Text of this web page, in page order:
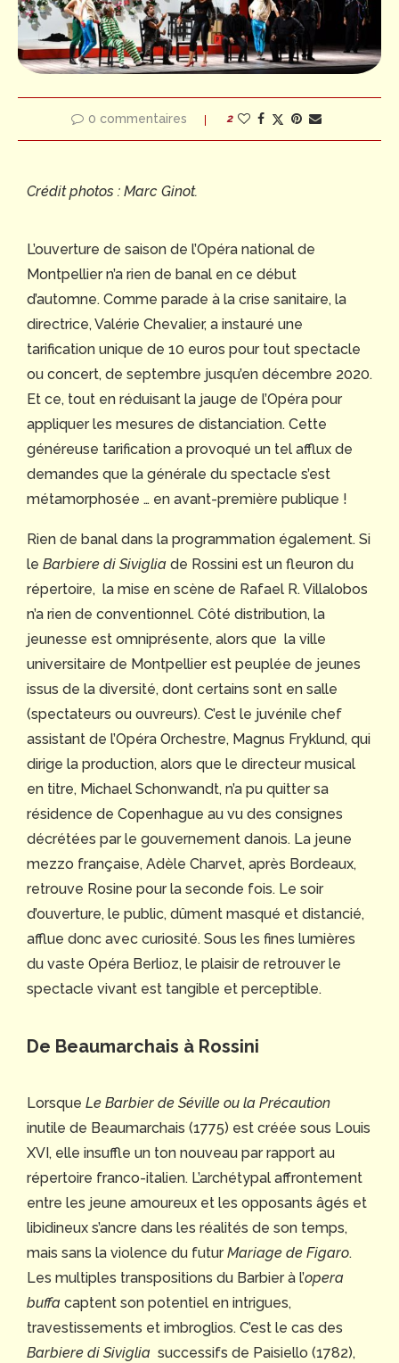
0 commentaires 2
Crédit photos : Marc Ginot.
L’ouverture de saison de l’Opéra national de
Montpellier n’a rien de banal en ce début
d’automne. Comme parade à la crise sanitaire, la
directrice, Valérie Chevalier, a instauré une
tarification unique de 10 euros pour tout spectacle
ou concert, de septembre jusqu’en décembre 2020.
Et ce, tout en réduisant la jauge de l’Opéra pour
appliquer les mesures de distanciation. Cette
généreuse tarification a provoqué un tel afflux de
demandes que la générale du spectacle s’est
métamorphosée … en avant-première publique !
Rien de banal dans la programmation également. Si
le Barbiere di Siviglia de Rossini est un fleuron du
répertoire, la mise en scène de Rafael R. Villalobos
n’a rien de conventionnel. Côté distribution, la
jeunesse est omniprésente, alors que la ville
universitaire de Montpellier est peuplée de jeunes
issus de la diversité, dont certains sont en salle
(spectateurs ou ouvreurs). C’est le juvénile chef
assistant de l’Opéra Orchestre, Magnus Fryklund, qui
dirige la production, alors que le directeur musical
en titre, Michael Schonwandt, n’a pu quitter sa
résidence de Copenhague au vu des consignes
décrétées par le gouvernement danois. La jeune
mezzo française, Adèle Charvet, après Bordeaux,
retrouve Rosine pour la seconde fois. Le soir
d’ouverture, le public, dûment masqué et distancié,
afflue donc avec curiosité. Sous les fines lumières
du vaste Opéra Berlioz, le plaisir de retrouver le
spectacle vivant est tangible et perceptible.
De Beaumarchais à Rossini
Lorsque Le Barbier de Séville ou la Précaution
inutile de Beaumarchais (1775) est créée sous Louis
XVI, elle insuffle un ton nouveau par rapport au
répertoire franco-italien. L’archétypal affrontement
entre les jeune amoureux et les opposants âgés et
libidineux s’ancre dans les réalités de son temps,
mais sans la violence du futurMariage de Figaro.
Les multiples transpositions du Barbier à l’opera
buffa captent son potentiel en intrigues,
travestissements et imbroglios. C’est le cas des
Barbiere di Siviglia successifs de Paisiello (1782),